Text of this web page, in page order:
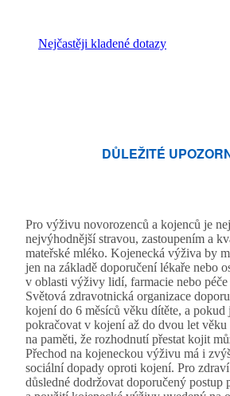
Nejčastěji kladené dotazy
DŮLEŽITÉ
Pro výživu novorozenců a kojenců je
nejvýhodnější stravou, zastoupením a
mateřské mléko. Kojenecká výživa by
jen na základě doporučení lékaře nebo
v oblasti výživy lidí, farmacie nebo péče
Světová zdravotnická organizace
kojení do 6 měsíců věku dítěte, a pokud
pokračovat v kojení až do dvou let
na paměti, že rozhodnutí přestat kojit
Přechod na kojeneckou výživu má i
sociální dopady oproti kojení. Pro
důsledné dodržovat doporučený postup